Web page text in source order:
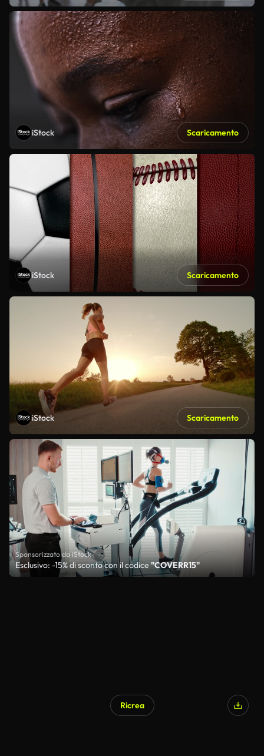
iStock Scaricamento
iStock Scaricamento
iStock Scaricamento
Sponsorizzato da iStock
Esclusivo: -15% di sconto con il codice"COVERR15"
Ricrea